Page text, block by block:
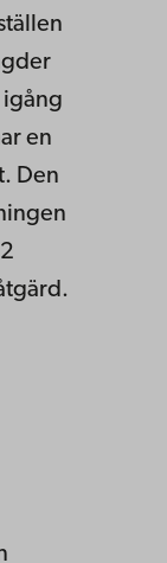
igång
en
Den